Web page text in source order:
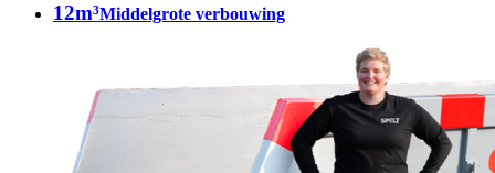
12m³Middelgrote verbouwing